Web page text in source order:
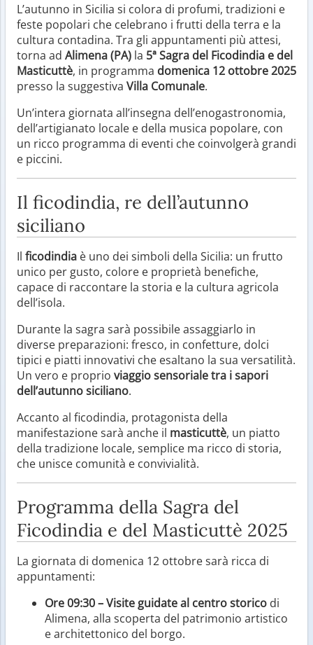
L’autunno in Sicilia si colora di profumi, tradizioni e
feste popolari che celebrano i frutti della terra e la
cultura contadina. Tra gli appuntamenti più attesi,
torna ad Alimena (PA) la 5ª Sagra del Ficodindia e del
Masticuttè, in programma domenica 12 ottobre 2025
presso la suggestiva Villa Comunale.
Un’intera giornata all’insegna dell’enogastronomia,
dell’artigianato locale e della musica popolare, con
un ricco programma di eventi che coinvolgerà grandi
e piccini.
Il ficodindia, re dell’autunno
siciliano
Il ficodindia è uno dei simboli della Sicilia: un frutto
unico per gusto, colore e proprietà benefiche,
capace di raccontare la storia e la cultura agricola
dell’isola.
Durante la sagra sarà possibile assaggiarlo in
diverse preparazioni: fresco, in confetture, dolci
tipici e piatti innovativi che esaltano la sua versatilità.
Un vero e proprio viaggio sensoriale tra i sapori
dell’autunno siciliano.
Accanto al ficodindia, protagonista della
manifestazione sarà anche il masticuttè, un piatto
della tradizione locale, semplice ma ricco di storia,
che unisce comunità e convivialità.
Programma della Sagra del
Ficodindia e del Masticuttè 2025
La giornata di domenica 12 ottobre sarà ricca di
appuntamenti:
Ore 09:30 – Visite guidate al centro storico di
Alimena, alla scoperta del patrimonio artistico
e architettonico del borgo.